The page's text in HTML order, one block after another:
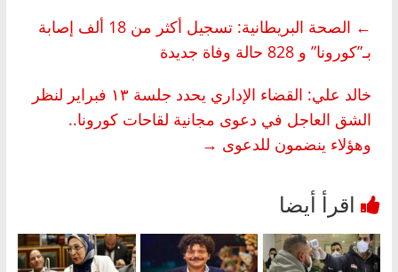
←
الصحة البريطانية: تسجيل أكثر من 18 ألف إصابة
بـ”كورونا” و 828 حالة وفاة جديدة
خالد علي: القضاء الإداري يحدد جلسة ١٣ فبراير لنظر
الشق العاجل في دعوى مجانية لقاحات كورونا..
وهؤلاء ينضمون للدعوى →